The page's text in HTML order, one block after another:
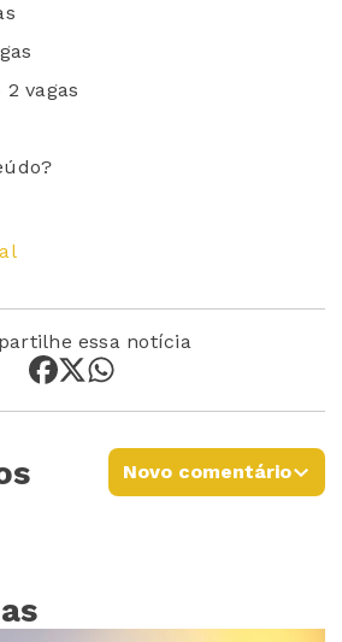
vagas
essa notícia
Novo comentário